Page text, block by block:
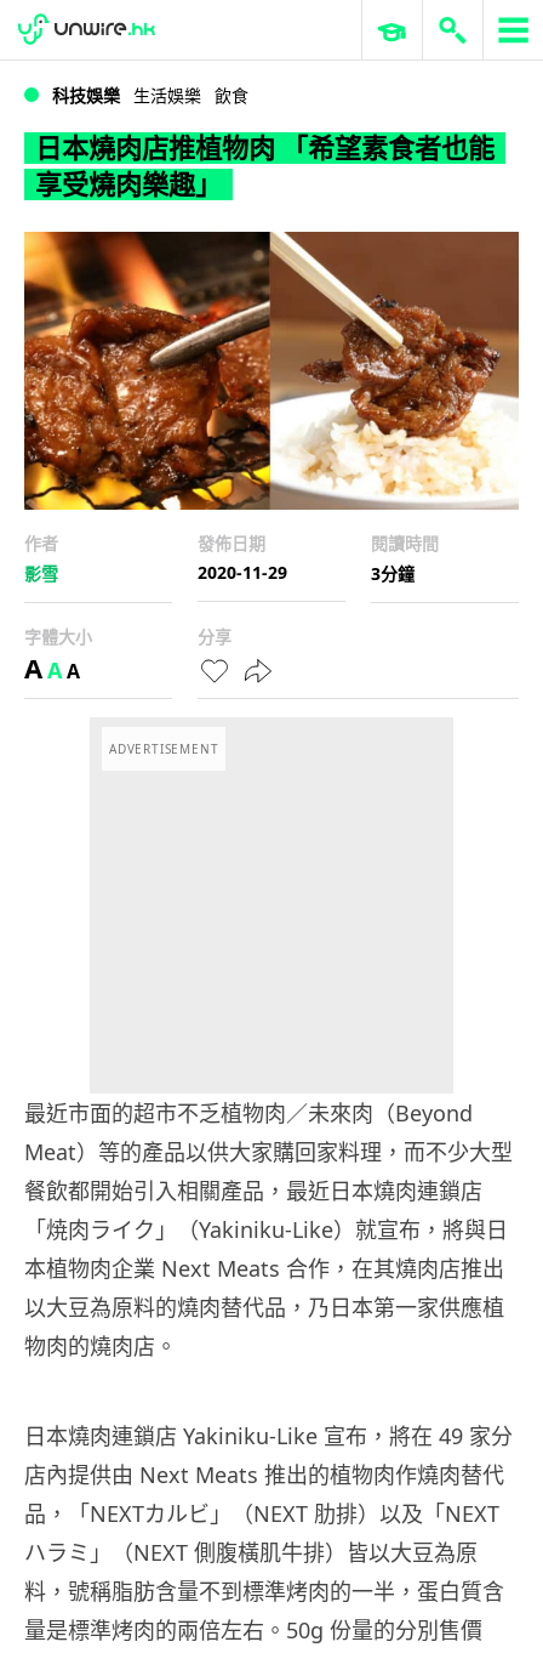
WWDC 2026 ERP 與商業 AI
科技娛樂 生活娛樂 飲食
日本燒肉店推植物肉 「希望素食者也能
享受燒肉樂趣」
作者
影雪
發佈日期
2020-11-29
閱讀時間
3分鐘
字體大小
AAA
分享
ADVERTISEMENT
最近市面的超市不乏植物肉／未來肉（Beyond
Meat）等的產品以供大家購回家料理，而不少大型
餐飲都開始引入相關產品，最近日本燒肉連鎖店
「焼肉ライク」（Yakiniku-Like）就宣布，將與日
本植物肉企業 Next Meats 合作，在其燒肉店推出
以大豆為原料的燒肉替代品，乃日本第一家供應植
物肉的燒肉店。
日本燒肉連鎖店 Yakiniku-Like 宣布，將在 49 家分
店內提供由 Next Meats 推出的植物肉作燒肉替代
品，「NEXTカルビ」（NEXT 肋排）以及「NEXT
ハラミ」（NEXT 側腹橫肌牛排）皆以大豆為原
料，號稱脂肪含量不到標準烤肉的一半，蛋白質含
量是標準烤肉的兩倍左右。50g 份量的分別售價